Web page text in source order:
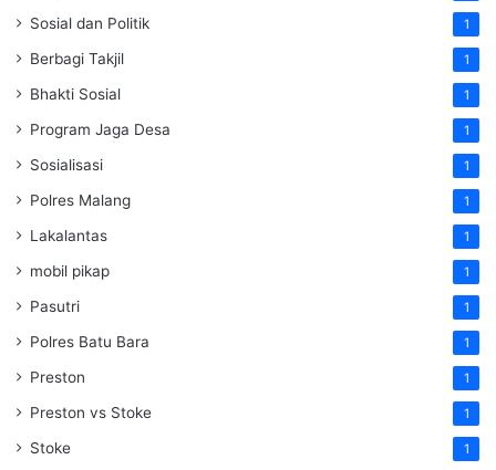
Sosial dan Politik 1
Berbagi Takjil 1
Bhakti Sosial 1
Program Jaga Desa 1
Sosialisasi 1
Polres Malang 1
Lakalantas 1
mobil pikap 1
Pasutri 1
Polres Batu Bara 1
Preston 1
Preston vs Stoke 1
Stoke 1